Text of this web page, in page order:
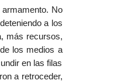
No
a los
más recursos,
los medios a
en las filas
a retroceder,